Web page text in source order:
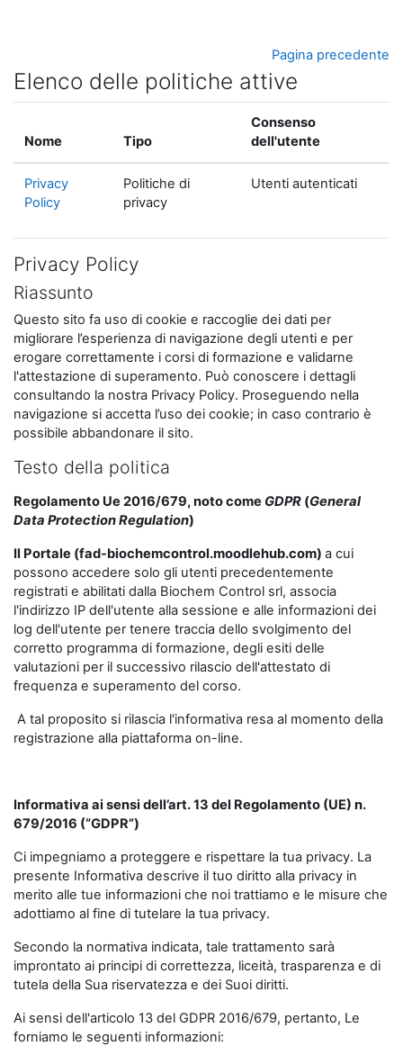
Pagina precedente
Elenco delle politiche attive
Nome Tipo
Consenso
dell'utente
Privacy
Policy
Politiche di
privacy
Utenti autenticati
Privacy Policy
Riassunto
Questo sito fa uso di cookie e raccoglie dei dati per
migliorare l’esperienza di navigazione degli utenti e per
erogare correttamente i corsi di formazione e validarne
l'attestazione di superamento. Può conoscere i dettagli
consultando la nostra Privacy Policy. Proseguendo nella
navigazione si accetta l’uso dei cookie; in caso contrario è
possibile abbandonare il sito.
Testo della politica
Regolamento Ue 2016/679, noto come GDPR (General
Data Protection Regulation)
Il Portale (fad-biochemcontrol.moodlehub.com) a cui
possono accedere solo gli utenti precedentemente
registrati e abilitati dalla Biochem Control srl, associa
l'indirizzo IP dell'utente alla sessione e alle informazioni dei
log dell'utente per tenere traccia dello svolgimento del
corretto programma di formazione, degli esiti delle
valutazioni per il successivo rilascio dell'attestato di
frequenza e superamento del corso.
A tal proposito si rilascia l'informativa resa al momento della
registrazione alla piattaforma on-line.
Informativa ai sensi dell’art. 13 del Regolamento (UE) n.
679/2016 (“GDPR”)
Ci impegniamo a proteggere e rispettare la tua privacy. La
presente Informativa descrive il tuo diritto alla privacy in
merito alle tue informazioni che noi trattiamo e le misure che
adottiamo al fine di tutelare la tua privacy.
Secondo la normativa indicata, tale trattamento sarà
improntato ai principi di correttezza, liceità, trasparenza e di
tutela della Sua riservatezza e dei Suoi diritti.
Ai sensi dell'articolo 13 del GDPR 2016/679, pertanto, Le
forniamo le seguenti informazioni: